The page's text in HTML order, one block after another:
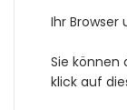
Ihr Browser
Sie können
klick auf